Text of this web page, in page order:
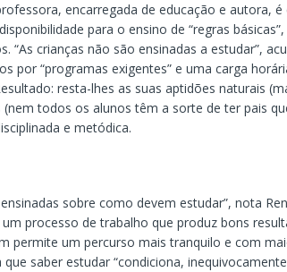
encarregada de educação e autora,
para o ensino de “regras
“As crianças não são ensinadas a estudar”,
por “programas exigentes” e uma carga
resta-lhes as suas aptidões naturais
todos os alunos têm a sorte de ter pais
e metódica.
sobre como devem estudar”, nota
processo de trabalho que produz bons
permite um percurso mais tranquilo e com
que saber estudar “condiciona,